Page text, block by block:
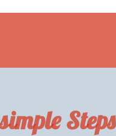
Steps